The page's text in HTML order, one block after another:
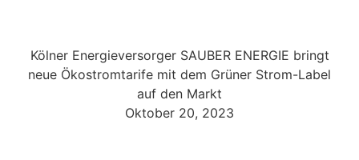
Kölner Energieversorger SAUBER ENERGIE bringt
neue Ökostromtarife mit dem Grüner Strom-Label
auf den Markt
Oktober 20, 2023